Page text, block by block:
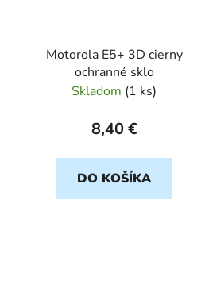
Motorola E5+ 3D cierny
ochranné sklo
Skladom (1 ks)
8,40 €
DO KOŠÍKA